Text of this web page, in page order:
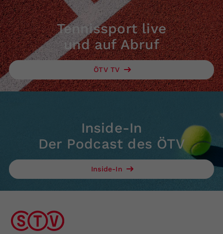
Tennissport live
und auf Abruf
ÖTV TV
Inside-In
Der Podcast des ÖTV
Inside-In